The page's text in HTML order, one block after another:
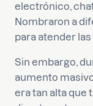
electrónico,
Nombraron a
para atender
Sin embargo,
aumento
era tan alta que